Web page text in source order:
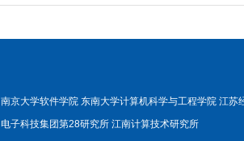
南京大学软件学院 东南大学计算机科学与工程学院 江苏
电子科技集团第28研究所 江南计算技术研究所